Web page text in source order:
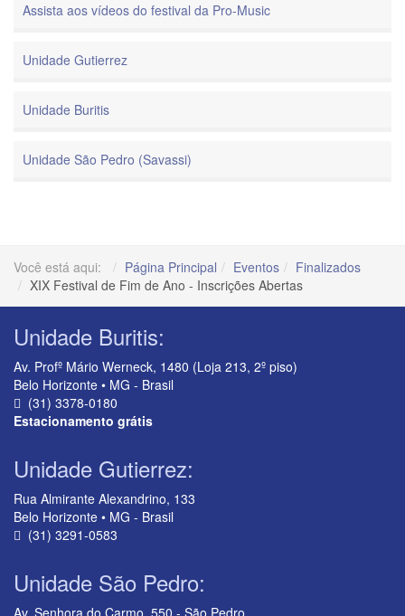
Assista aos vídeos do festival da Pro-Music
Unidade Gutierrez
Unidade Buritis
Unidade São Pedro (Savassi)
Você está aqui: Página Principal Eventos
Finalizados
XIX Festival de Fim de Ano - Inscrições Abertas
Unidade Buritis:
Av. Profº Mário Werneck, 1480 (Loja 213, 2º piso)
Belo Horizonte • MG - Brasil
(31) 3378-0180
Estacionamento grátis
Unidade Gutierrez:
Rua Almirante Alexandrino, 133
Belo Horizonte • MG - Brasil
(31) 3291-0583
Unidade São Pedro: